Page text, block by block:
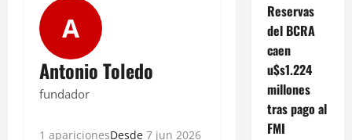
A
Antonio Toledo
fundador
1 aparicionesDesde 7 jun 2026
Reservas
del BCRA
caen
u$s1.224
millones
tras pago al
FMI